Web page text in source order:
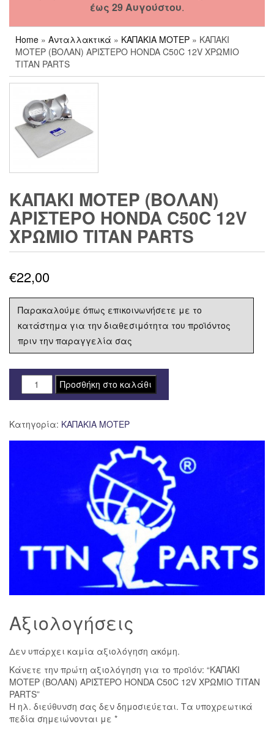
έως 29 Αυγούστου.
Home » Ανταλλακτικά » ΚΑΠΑΚΙΑ ΜΟΤΕΡ » ΚΑΠΑΚΙ
ΜΟΤΕΡ (ΒΟΛΑΝ) ΑΡΙΣΤΕΡΟ HONDA C50C 12V ΧΡΩΜΙΟ
TITAN PARTS
ΚΑΠΑΚΙ ΜΟΤΕΡ (ΒΟΛΑΝ)
ΑΡΙΣΤΕΡΟ HONDA C50C 12V
ΧΡΩΜΙΟ TITAN PARTS
€22,00
Παρακαλούμε όπως επικοινωνήσετε με το
κατάστημα για την διαθεσιμότητα του προϊόντος
πριν την παραγγελία σας
ΚΑΠΑΚΙ
ΜΟΤΕΡ
ΑΡΙΣΤΕΡΟ
HONDA
Προσθήκη στο καλάθι
Κατηγορία: ΚΑΠΑΚΙΑ ΜΟΤΕΡ
Αξιολογήσεις
Δεν υπάρχει καμία αξιολόγηση ακόμη.
Κάνετε την πρώτη αξιολόγηση για το προϊόν: “ΚΑΠΑΚΙ
ΜΟΤΕΡ (ΒΟΛΑΝ) ΑΡΙΣΤΕΡΟ HONDA C50C 12V ΧΡΩΜΙΟ TITAN
PARTS”
Η ηλ. διεύθυνση σας δεν δημοσιεύεται. Τα υποχρεωτικά
πεδία σημειώνονται με *